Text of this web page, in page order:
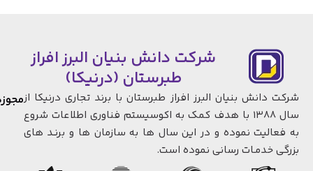
شرکت دانش بنیان البرز افراز
طبرستان (درنیکا)
شرکت دانش بنیان البرز افراز طبرستان با برند تجاری درنیکا از
سال 1388 با هدف کمک به اکوسیستم فناوری اطلاعات شروع
به فعالیت نموده و در این سال ها به سازمان ها و برنـد های
بزرگی خدمـات رسانی نموده است.
مجوزها